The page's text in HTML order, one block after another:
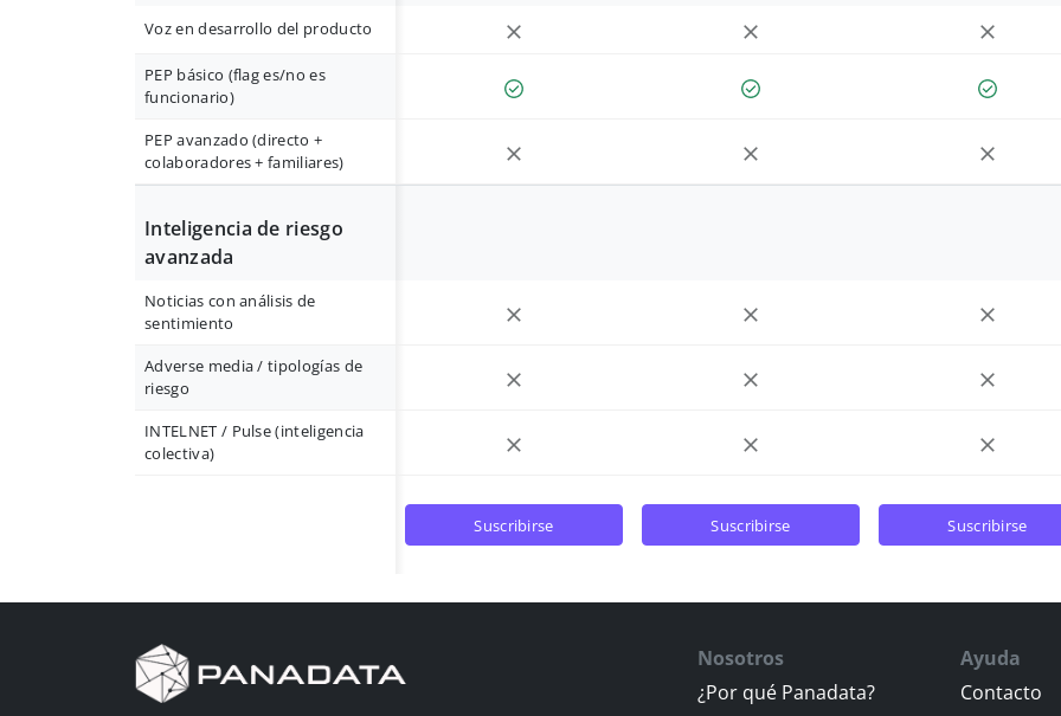
Voz en desarrollo del producto
PEP básico (flag es/no es
funcionario)
PEP avanzado (directo +
colaboradores + familiares)
Inteligencia de riesgo
avanzada
Noticias con análisis de
sentimiento
Adverse media / tipologías de
riesgo
INTELNET / Pulse (inteligencia
colectiva)
suscribirse suscribirse suscribirse
Nosotros
¿Por qué Panadata?
Ayuda
Contacto